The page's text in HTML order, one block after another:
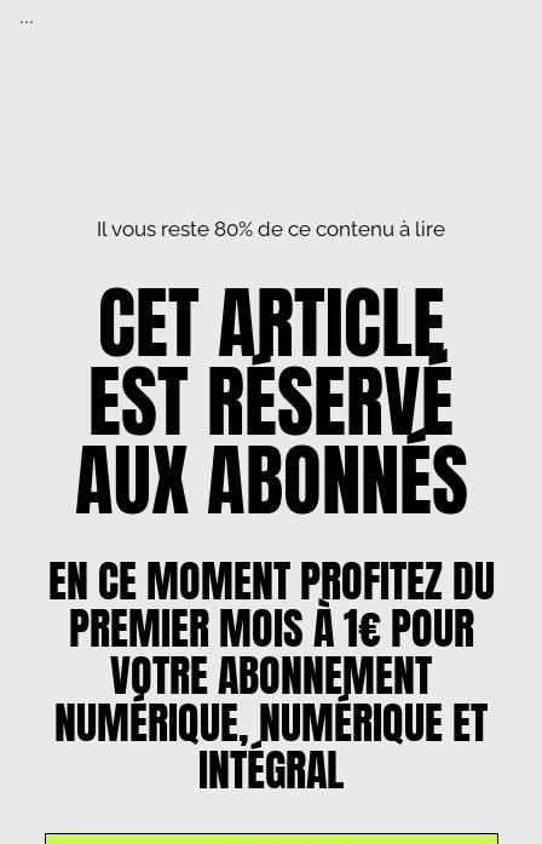
...
Il vous reste 80% de ce contenu à lire
CET ARTICLE
EST RÉSERVÉ
AUX ABONNÉS
EN CE MOMENT PROFITEZ DU
PREMIER MOIS À 1€ POUR
VOTRE ABONNEMENT
NUMÉRIQUE, NUMÉRIQUE ET
INTÉGRAL